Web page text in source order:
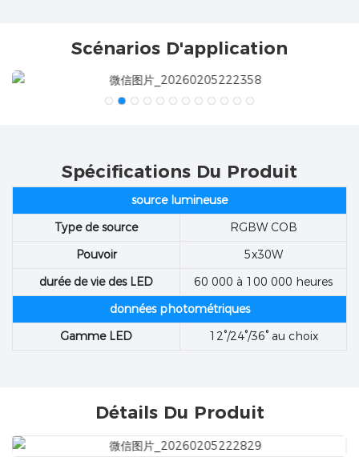
Scénarios D'application
Spécifications Du Produit
source lumineuse
Type de source
RGBW COB
Pouvoir
5x30W
durée de vie des LED
60 000 à 100 000 heures
données photométriques
Gamme LED
12°/24°/36° au choix
Détails Du Produit